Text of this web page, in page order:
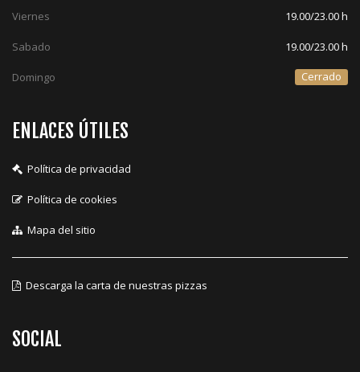
Viernes 19.00/23.00 h
Sabado 19.00/23.00 h
Domingo Cerrado
ENLACES ÚTILES
Política de privacidad
Política de cookies
Mapa del sitio
Descarga la carta de nuestras pizzas
SOCIAL